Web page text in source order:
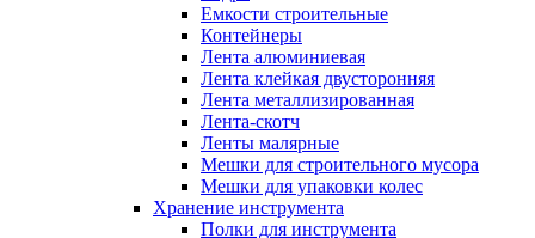
Емкости строительные
Контейнеры
Лента алюминиевая
Лента клейкая двусторонняя
Лента металлизированная
Лента-скотч
Ленты малярные
Мешки для строительного мусора
Мешки для упаковки колес
Хранение инструмента
Полки для инструмента